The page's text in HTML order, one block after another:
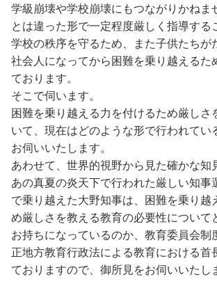
学級崩壊や学校崩壊にもつながりかねま
とは違った形で一定程度厳しく指導する
学校の秩序を守るため、また子供たちが
社会人になってから困難を乗り越えるた
ております。
そこで伺います。
困難を乗り越える力を付けるため厳しさ
いて、現在はどのような形で行われてい
お伺いいたします。
あわせて、世界的視野から見た確かな知
あの真夏の炎天下で行われた厳しい知事
で乗り越えた大野知事は、困難を乗り越
め厳しさを教える教育の必要性について
お持ちになっているのか、教育委員会制
正地方教育行政法による教育における首
ておりますので、御所見をお伺いいたし